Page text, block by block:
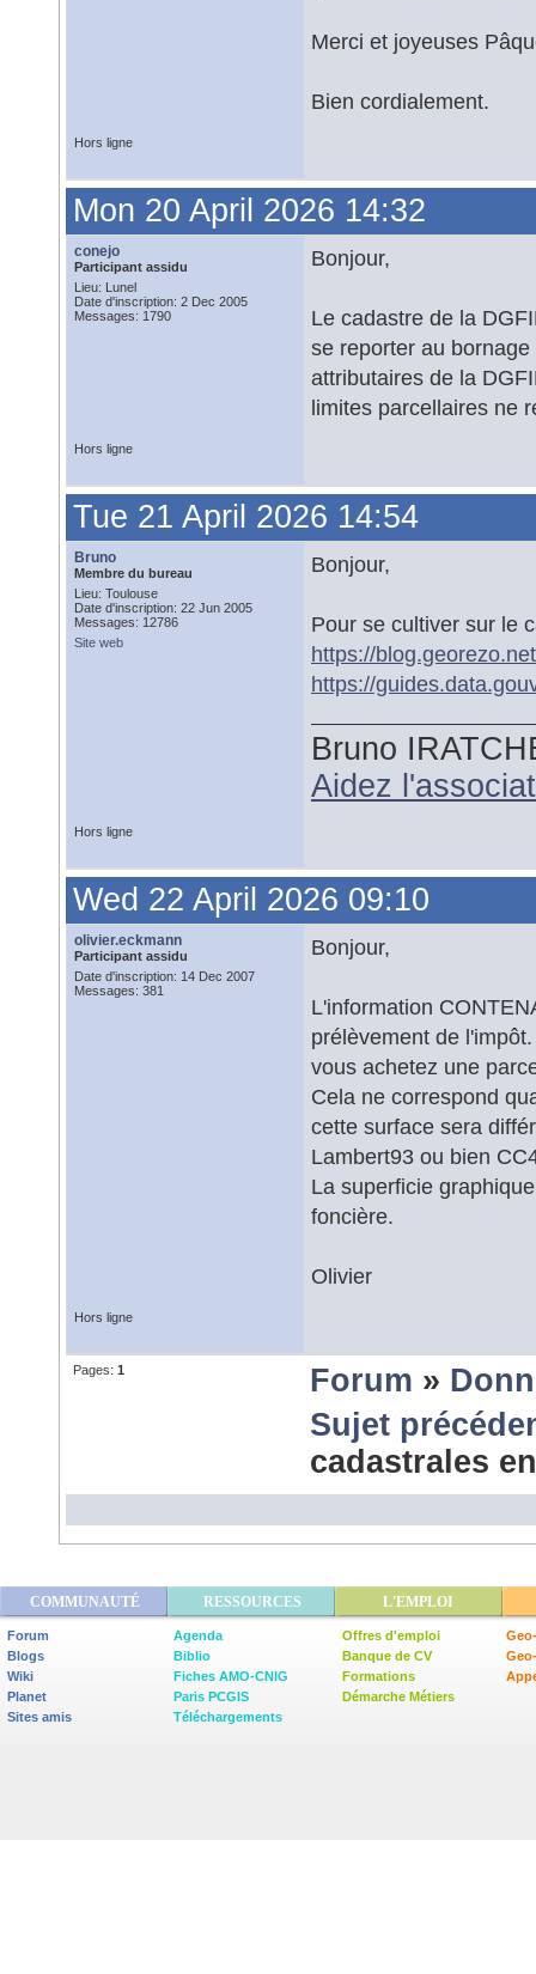
Merci et joyeuses
Bien cordialement.
Hors ligne
Mon 20 April 2026 14:32
conejo
Participant assidu
Lieu: Lunel
Date d'inscription: 2 Dec 2005
Messages: 1790
Bonjour,
Le cadastre de la
se reporter au
attributaires de la
limites parcellaires ne
Hors ligne
Tue 21 April 2026 14:54
Bruno
Membre du bureau
Lieu: Toulouse
Date d'inscription: 22 Jun 2005
Messages: 12786
Site web
Bonjour,
Pour se cultiver sur le
https://
https://
Bruno
Aidez
Hors ligne
Wed 22 April 2026 09:10
olivier.eckmann
Participant assidu
Date d'inscription: 14 Dec 2007
Messages: 381
Bonjour,
L'information
prélèvement de
vous achetez une
Cela ne correspond
cette surface sera
Lambert93 ou bien
La superficie
foncière.
Olivier
Hors ligne
Pages: 1 Forum »
Sujet
cadastrales
COMMUNAUTÉ RESSOURCES L'EMPLOI
Forum
Blogs
Wiki
Planet
Sites amis
Agenda
Biblio
Fiches AMO-CNIG
Paris PCGIS
Téléchargements
Offres d'emploi
Banque de CV
Formations
Démarche Métiers